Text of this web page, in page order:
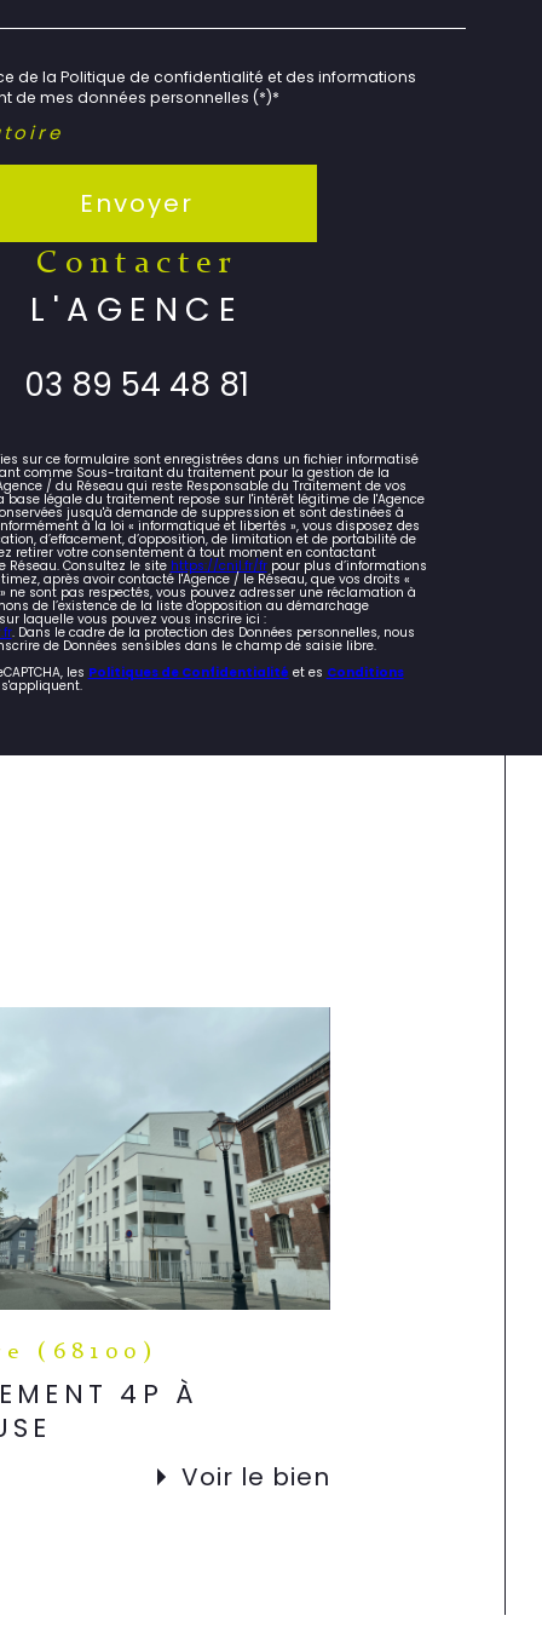
de la Politique de confidentialité et des informations
de mes données personnelles (*)*
Envoyer
contacter
L'AGENCE
03 89 54 48 81
sur ce formulaire sont enregistrées dans un fichier informatisé
comme Sous-traitant du traitement pour la gestion de la
/ du Réseau qui reste Responsable du Traitement de vos
base légale du traitement repose sur l'intérêt légitime de l'Agence
jusqu'à demande de suppression et sont destinées à
à la loi « informatique et libertés », vous disposez des
d’effacement, d’opposition, de limitation et de portabilité de
retirer votre consentement à tout moment en contactant
Réseau. Consultez le site https://cnil.fr/frpour plus d’informations
après avoir contacté l'Agence / le Réseau, que vos droits «
ne sont pas respectés, vous pouvez adresser une réclamation à
de l’existence de la liste d'opposition au démarchage
laquelle vous pouvez vous inscrire ici :
. Dans le cadre de la protection des Données personnelles, nous
de Données sensibles dans le champ de saisie libre.
les Politiques de Confidentialité et es Conditions
(68100)
4P À
Voir le bien